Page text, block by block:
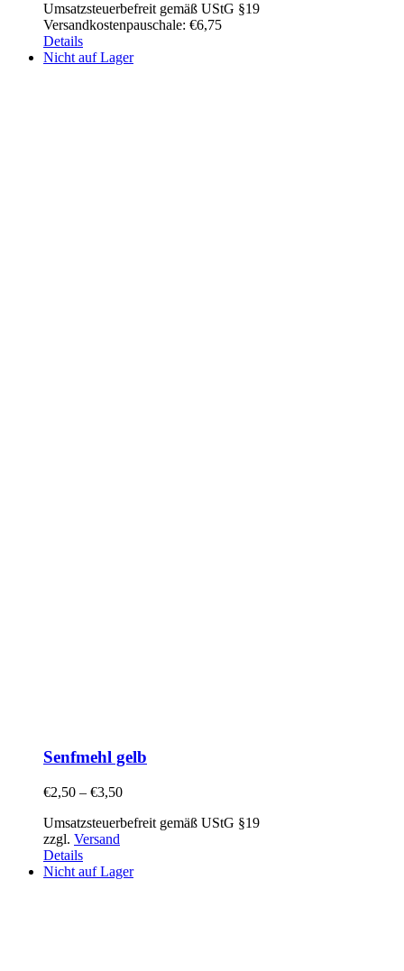
Umsatzsteuerbefreit gemäß UStG §19
Versandkostenpauschale: €6,75
Details
Nicht auf Lager
Senfmehl gelb
€2,50 – €3,50
Umsatzsteuerbefreit gemäß UStG §19
zzgl. Versand
Details
Nicht auf Lager